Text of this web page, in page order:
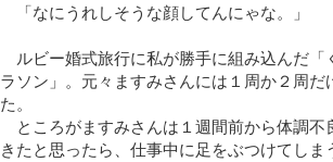
「なにうれしそうな顔してんにゃな。」
ルビー婚式旅行に私が勝手に組み込んだ「
ラソン」。元々ますみさんには１周か２周
た。
ところがますみさんは１週間前から体調不
きたと思ったら、仕事中に足をぶつけてし